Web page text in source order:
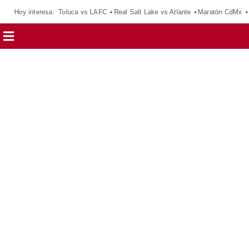
Hoy interesa: Toluca vs LAFC Real Salt Lake vs Atlante Maratón CdMx